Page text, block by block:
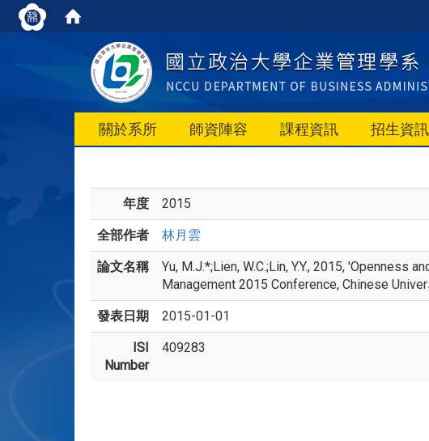
關於系所 師資陣容 課程資訊 招生資訊
年度 2015
全部作者 林月雲
論文名稱
Yu, M.J.*;Lien, W.C.;Lin, Y.Y., 2015,
Management 2015 Conference, Chinese
發表日期 2015-01-01
ISI
Number
409283